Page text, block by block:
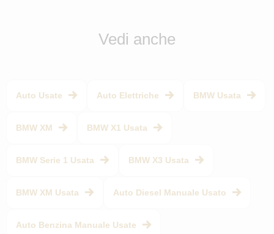
Vedi anche
Auto Usate Auto Elettriche BMW Usata
BMW XM BMW X1 Usata
BMW Serie 1 Usata BMW X3 Usata
BMW XM Usata Auto Diesel Manuale Usato
Auto Benzina Manuale Usate